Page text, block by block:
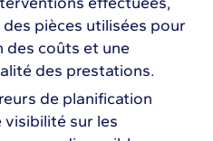
pièces utilisées pour
des coûts et une
des prestations.
de planification
visibilité sur les